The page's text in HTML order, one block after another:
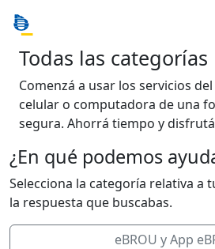
Todas las categorías
Comenzá a usar los servicios
celular o computadora de una
segura. Ahorrá tiempo y
¿En qué podemos
Selecciona la categoría relativa a
la respuesta que buscabas.
eBROU y App